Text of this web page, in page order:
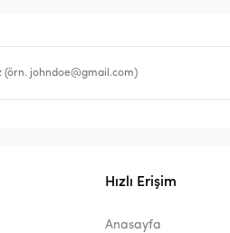
Hızlı Erişim
Anasayfa